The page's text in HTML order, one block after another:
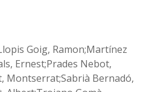
Goig, Ramon;Martínez
Ernest;Prades Nebot,
Montserrat;Sabrià Bernadó,